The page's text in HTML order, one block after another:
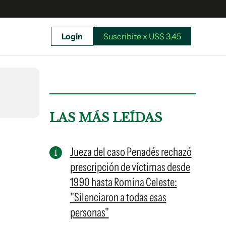
Suscribite x US$ 3,45
Login Suscribite x US$ 3,45
LAS MÁS LEÍDAS
Jueza del caso Penadés rechazó
prescripción de víctimas desde
1990 hasta Romina Celeste:
"Silenciaron a todas esas
personas"